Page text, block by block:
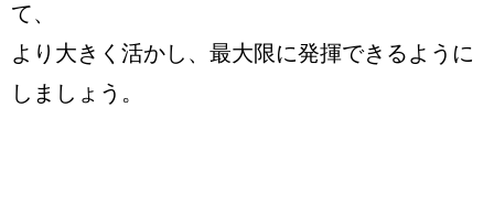
て、
より大きく活かし、最大限に発揮できるように
しましょう。